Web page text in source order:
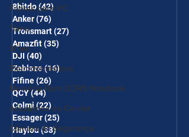
Fontes para PC
Temu
Shein
Eletrodomésticos
Memória Ram DDR5 Notebook
Acessórios de Celular
Câmera de Segurança
8bitdo(42) 42 posts
Anker(76)
Tronsmart(27)
Amazfit(35)
DJI (40)
Zeblaze(16)16 posts
Fifine(26)
QCY(44) 44 posts
Colmi(22)22 posts
Essager(25)
Haylou(38)38 posts